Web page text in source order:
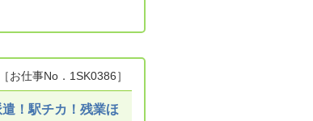
［お仕事No．1SK0386］
！駅チカ！残業ほ